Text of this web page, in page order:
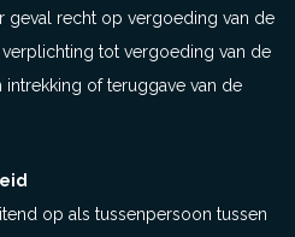
geval recht op vergoeding van de
tot vergoeding van de
of teruggave van de
op als tussenpersoon tussen